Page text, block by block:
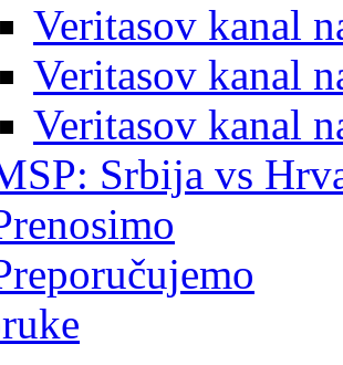
Veritasov kanal
Veritasov kanal
Veritasov kanal
Srbija vs